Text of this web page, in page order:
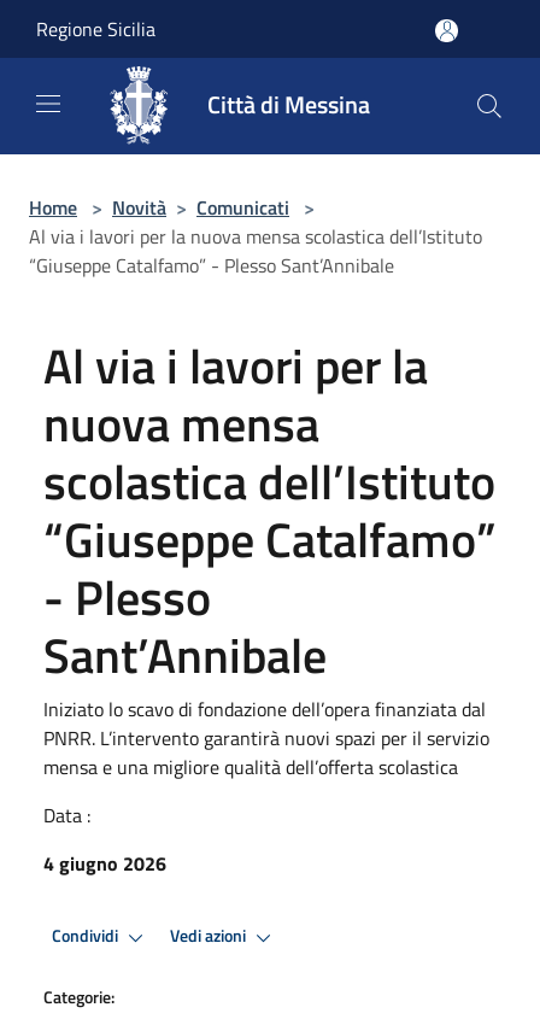
Regione Sicilia
Città di Messina
Home > Novità > Comunicati >
Al via i lavori per la nuova mensa scolastica dell’Istituto
“Giuseppe Catalfamo” - Plesso Sant’Annibale
Al via i lavori per la
nuova mensa
scolastica dell’Istituto
“Giuseppe Catalfamo”
- Plesso
Sant’Annibale
Iniziato lo scavo di fondazione dell’opera finanziata dal
PNRR. L’intervento garantirà nuovi spazi per il servizio
mensa e una migliore qualità dell’offerta scolastica
Data :
4 giugno 2026
Condividi Vedi azioni
Categorie: